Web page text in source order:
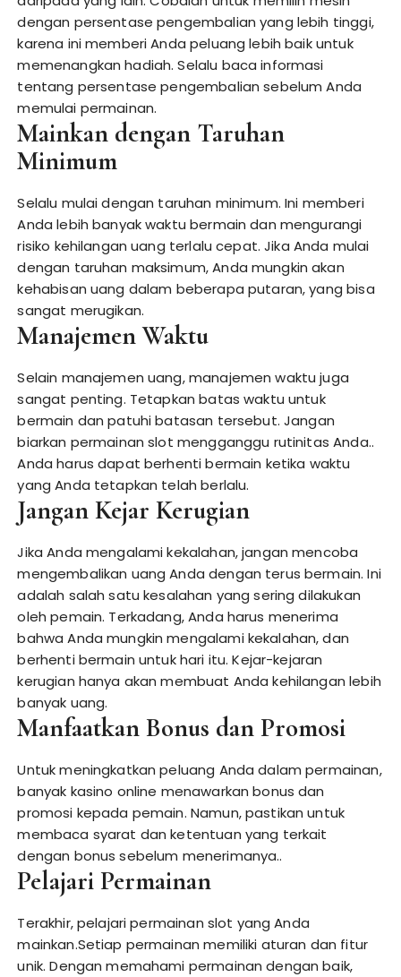
dengan persentase pengembalian yang lebih tinggi,
karena ini memberi Anda peluang lebih baik untuk
memenangkan hadiah. Selalu baca informasi
tentang persentase pengembalian sebelum Anda
memulai permainan.
Mainkan dengan Taruhan
Minimum
Selalu mulai dengan taruhan minimum. Ini memberi
Anda lebih banyak waktu bermain dan mengurangi
risiko kehilangan uang terlalu cepat. Jika Anda mulai
dengan taruhan maksimum, Anda mungkin akan
kehabisan uang dalam beberapa putaran, yang bisa
sangat merugikan.
Manajemen Waktu
Selain manajemen uang, manajemen waktu juga
sangat penting. Tetapkan batas waktu untuk
bermain dan patuhi batasan tersebut. Jangan
biarkan permainan slot mengganggu rutinitas Anda..
Anda harus dapat berhenti bermain ketika waktu
yang Anda tetapkan telah berlalu.
Jangan Kejar Kerugian
Jika Anda mengalami kekalahan, jangan mencoba
mengembalikan uang Anda dengan terus bermain. Ini
adalah salah satu kesalahan yang sering dilakukan
oleh pemain. Terkadang, Anda harus menerima
bahwa Anda mungkin mengalami kekalahan, dan
berhenti bermain untuk hari itu. Kejar-kejaran
kerugian hanya akan membuat Anda kehilangan lebih
banyak uang.
Manfaatkan Bonus dan Promosi
Untuk meningkatkan peluang Anda dalam permainan,
banyak kasino online menawarkan bonus dan
promosi kepada pemain. Namun, pastikan untuk
membaca syarat dan ketentuan yang terkait
dengan bonus sebelum menerimanya..
Pelajari Permainan
Terakhir, pelajari permainan slot yang Anda
mainkan.Setiap permainan memiliki aturan dan fitur
unik. Dengan memahami permainan dengan baik,